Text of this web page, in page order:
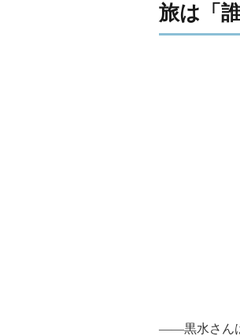
旅は「
――黒水さん